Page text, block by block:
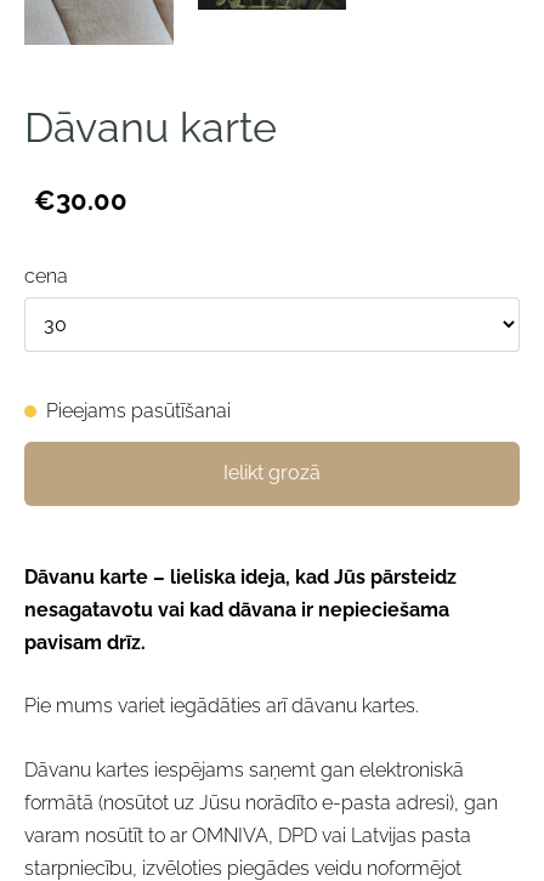
Dāvanu karte
€30.00
cena
Pieejams pasūtīšanai
Ielikt grozā
Dāvanu karte – lieliska ideja, kad Jūs pārsteidz
nesagatavotu vai kad dāvana ir nepieciešama
pavisam drīz.
Pie mums variet iegādāties arī dāvanu kartes.
Dāvanu kartes iespējams saņemt gan elektroniskā
formātā (nosūtot uz Jūsu norādīto e-pasta adresi), gan
varam nosūtīt to ar OMNIVA, DPD vai Latvijas pasta
starpniecību, izvēloties piegādes veidu noformējot